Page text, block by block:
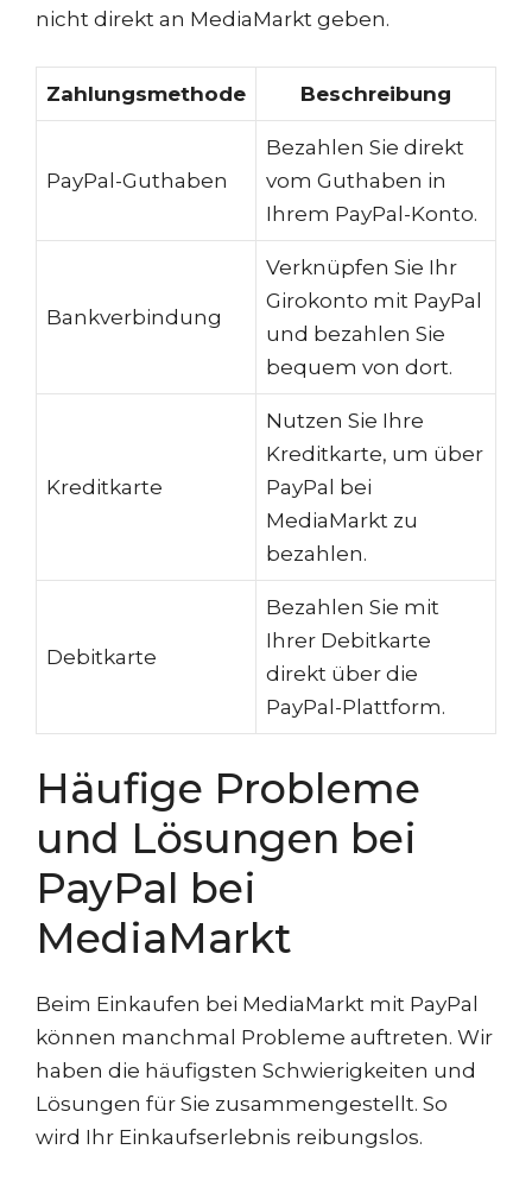
nicht direkt an MediaMarkt geben.
Zahlungsmethode Beschreibung
PayPal-Guthaben
Bezahlen Sie direkt
vom Guthaben in
Ihrem PayPal-Konto.
Bankverbindung
Verknüpfen Sie Ihr
Girokonto mit PayPal
und bezahlen Sie
bequem von dort.
Kreditkarte
Nutzen Sie Ihre
Kreditkarte, um über
PayPal bei
MediaMarkt zu
bezahlen.
Debitkarte
Bezahlen Sie mit
Ihrer Debitkarte
direkt über die
PayPal-Plattform.
Häufige Probleme
und Lösungen bei
PayPal bei
MediaMarkt
Beim Einkaufen bei MediaMarkt mit PayPal
können manchmal Probleme auftreten. Wir
haben die häufigsten Schwierigkeiten und
Lösungen für Sie zusammengestellt. So
wird Ihr Einkaufserlebnis reibungslos.